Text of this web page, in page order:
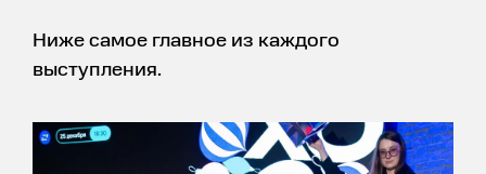
Ниже самое главное из каждого
выступления.